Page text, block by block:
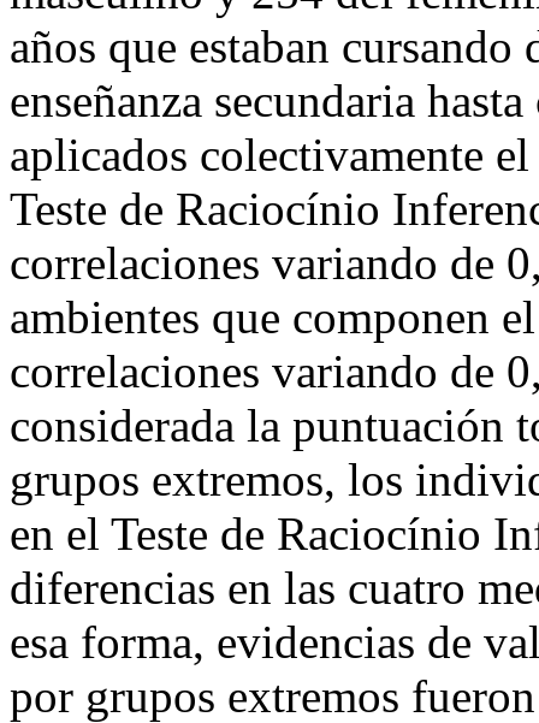
años que estaban
enseñanza secundaria
aplicados colectivamente
Teste de Raciocínio
correlaciones variando de
ambientes que componen
correlaciones variando de
considerada la puntuación
grupos extremos, los
en el Teste de Raciocínio
diferencias en las cuatro
esa forma, evidencias de
por grupos extremos